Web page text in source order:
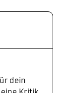
zum
zu klein
ab.
dein